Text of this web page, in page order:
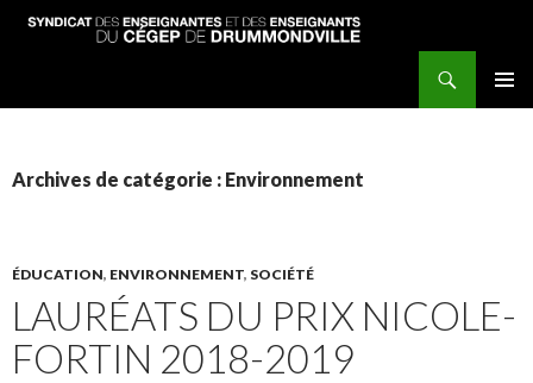
Syndicat des enseignantes et enseignants du Cégep de Drummondville
PRINCIPAL
Archives de catégorie : Environnement
ÉDUCATION, ENVIRONNEMENT, SOCIÉTÉ
LAURÉATS DU PRIX NICOLE-
FORTIN 2018-2019